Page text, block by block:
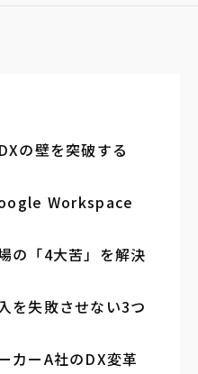
の壁を突破する
Workspace
の「4大苦」を解決
を失敗させない3つ
カーA社のDX変革